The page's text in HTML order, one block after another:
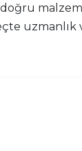
uzmanlık